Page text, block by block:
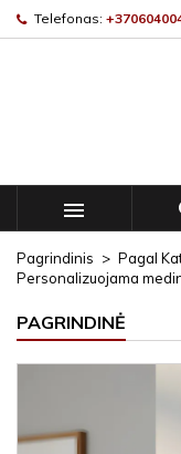
Telefonas:

Pagrindinis Pagal
Personalizuojama
PAGRINDINĖ